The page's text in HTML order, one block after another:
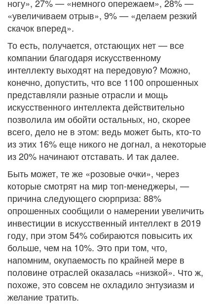
ногу», 27% — «немного опережаем», 28% —
«увеличиваем отрыв», 9% — «делаем резкий
скачок вперед».
То есть, получается, отстающих нет — все
компании благодаря искусственному
интеллекту выходят на передовую? Можно,
конечно, допустить, что все 1100 опрошенных
представляли разные отрасли и мощь
искусственного интеллекта действительно
позволила им обойти остальных, но, скорее
всего, дело не в этом: ведь может быть, кто-то
из этих 16% еще никого не догнал, а некоторые
из 20% начинают отставать. И так далее.
Быть может, те же «розовые очки», через
которые смотрят на мир топ-менеджеры, —
причина следующего сюрприза: 88%
опрошенных сообщили о намерении увеличить
инвестиции в искусственный интеллект в 2019
году, при этом 54% собираются повысить их
больше, чем на 10%. Это при том, что,
напомним, окупаемость по крайней мере в
половине отраслей оказалась «низкой». Что ж,
похоже, это совсем не охладило энтузиазм и
желание тратить.